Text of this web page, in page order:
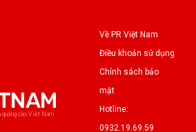
quảng cáo Việt Nam
Về PR Việt Nam
Điều khoản sử dụng
Chính sách bảo
mật
Hotline:
0932.19.69.59